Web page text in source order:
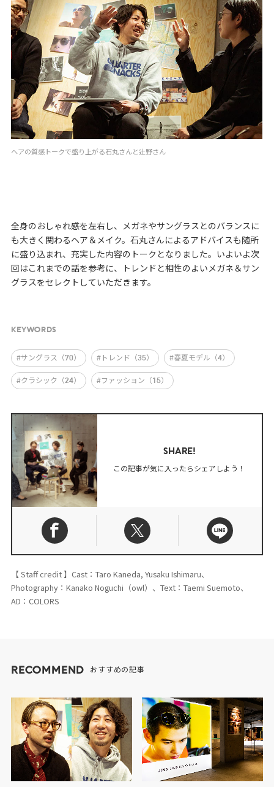
ヘアの質感トークで盛り上がる石丸さんと辻野さん
全身のおしゃれ感を左右し、メガネやサングラスとのバランスに
も大きく関わるヘア＆メイク。石丸さんによるアドバイスも随所
に盛り込まれ、充実した内容のトークとなりました。いよいよ次
回はこれまでの話を参考に、トレンドと相性のよいメガネ＆サン
グラスをセレクトしていただきます。
KEYWORDS
#サングラス（70） #トレンド（35） #春夏モデル（4）
#クラシック（24） #ファッション（15）
SHARE!
この記事が気に入ったらシェアしよう！
【 Staff credit 】Cast：Taro Kaneda, Yusaku Ishimaru、
Photography：Kanako Noguchi（owl）、Text：Taemi Suemoto、
AD：COLORS
RECOMMEND おすすめの記事